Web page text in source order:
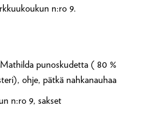
n:ro 9.
punoskudetta ( 80 %
ohje, pätkä nahkanauhaa
n:ro 9, sakset